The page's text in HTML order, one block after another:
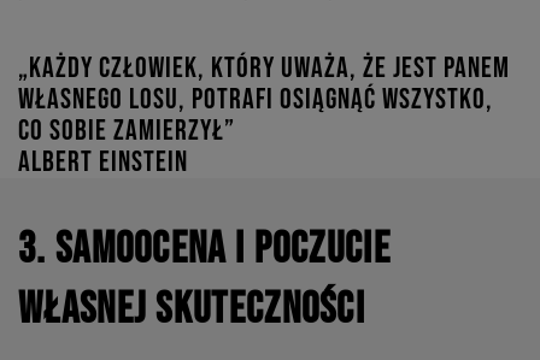
„Każdy człowiek, który uważa, że jest panem
własnego losu, potrafi osiągnąć wszystko,
co sobie zamierzył”
Albert Einstein
3. Samoocena i poczucie
własnej skuteczności